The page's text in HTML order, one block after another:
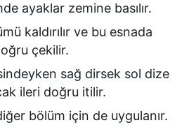
ayaklar zemine basılır.
kaldırılır ve bu esnada
çekilir.
sağ dirsek sol dize
ileri doğru itilir.
bölüm için de uygulanır.